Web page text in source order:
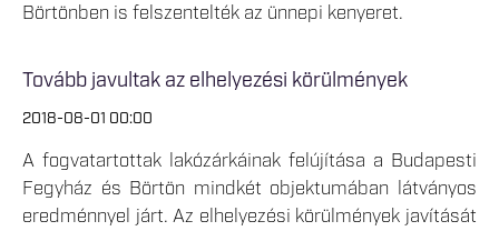
Börtönben is felszentelték az ünnepi kenyeret.
Tovább javultak az elhelyezési körülmények
2018-08-01 00:00
A fogvatartottak lakózárkáinak felújítása a Budapesti
Fegyház és Börtön mindkét objektumában látványos
eredménnyel járt. Az elhelyezési körülmények javítását